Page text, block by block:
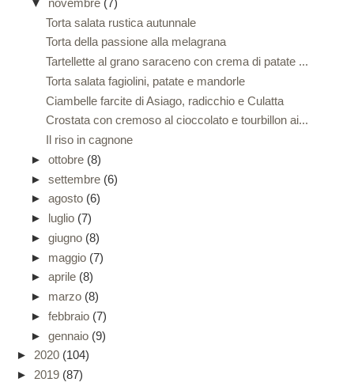
Torta salata rustica autunnale
Torta della passione alla melagrana
Tartellette al grano saraceno con crema di patate ...
Torta salata fagiolini, patate e mandorle
Ciambelle farcite di Asiago, radicchio e Culatta
Crostata con cremoso al cioccolato e tourbillon ai...
Il riso in cagnone
► ottobre (8)
► settembre (6)
► agosto (6)
► luglio (7)
► giugno (8)
► maggio (7)
► aprile (8)
► marzo (8)
► febbraio (7)
► gennaio (9)
► 2020 (104)
► 2019 (87)